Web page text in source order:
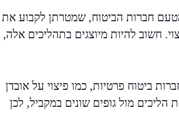
חברות הביטוח, שמטרתן לקבוע את
חשוב להיות מיוצגים בתהליכים אלה,
ביטוח פרטיות, כמו פיצוי על אובדן
מול גופים שונים במקביל, לכן